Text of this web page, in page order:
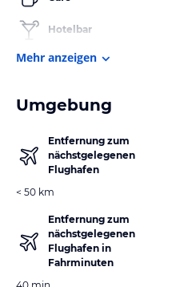
Hotelbar
Mehr anzeigen
Umgebung
Entfernung zum
nächstgelegenen
Flughafen
< 50 km
Entfernung zum
nächstgelegenen
Flughafen in
Fahrminuten